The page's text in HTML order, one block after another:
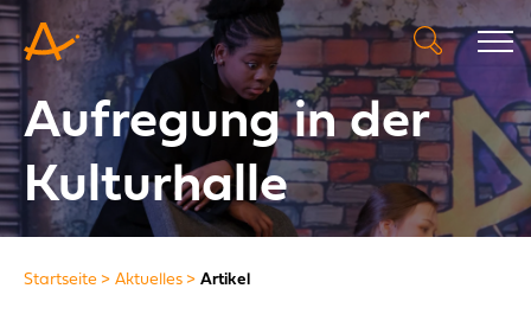
Aufregung in der
Kulturhalle
Startseite Aktuelles Artikel